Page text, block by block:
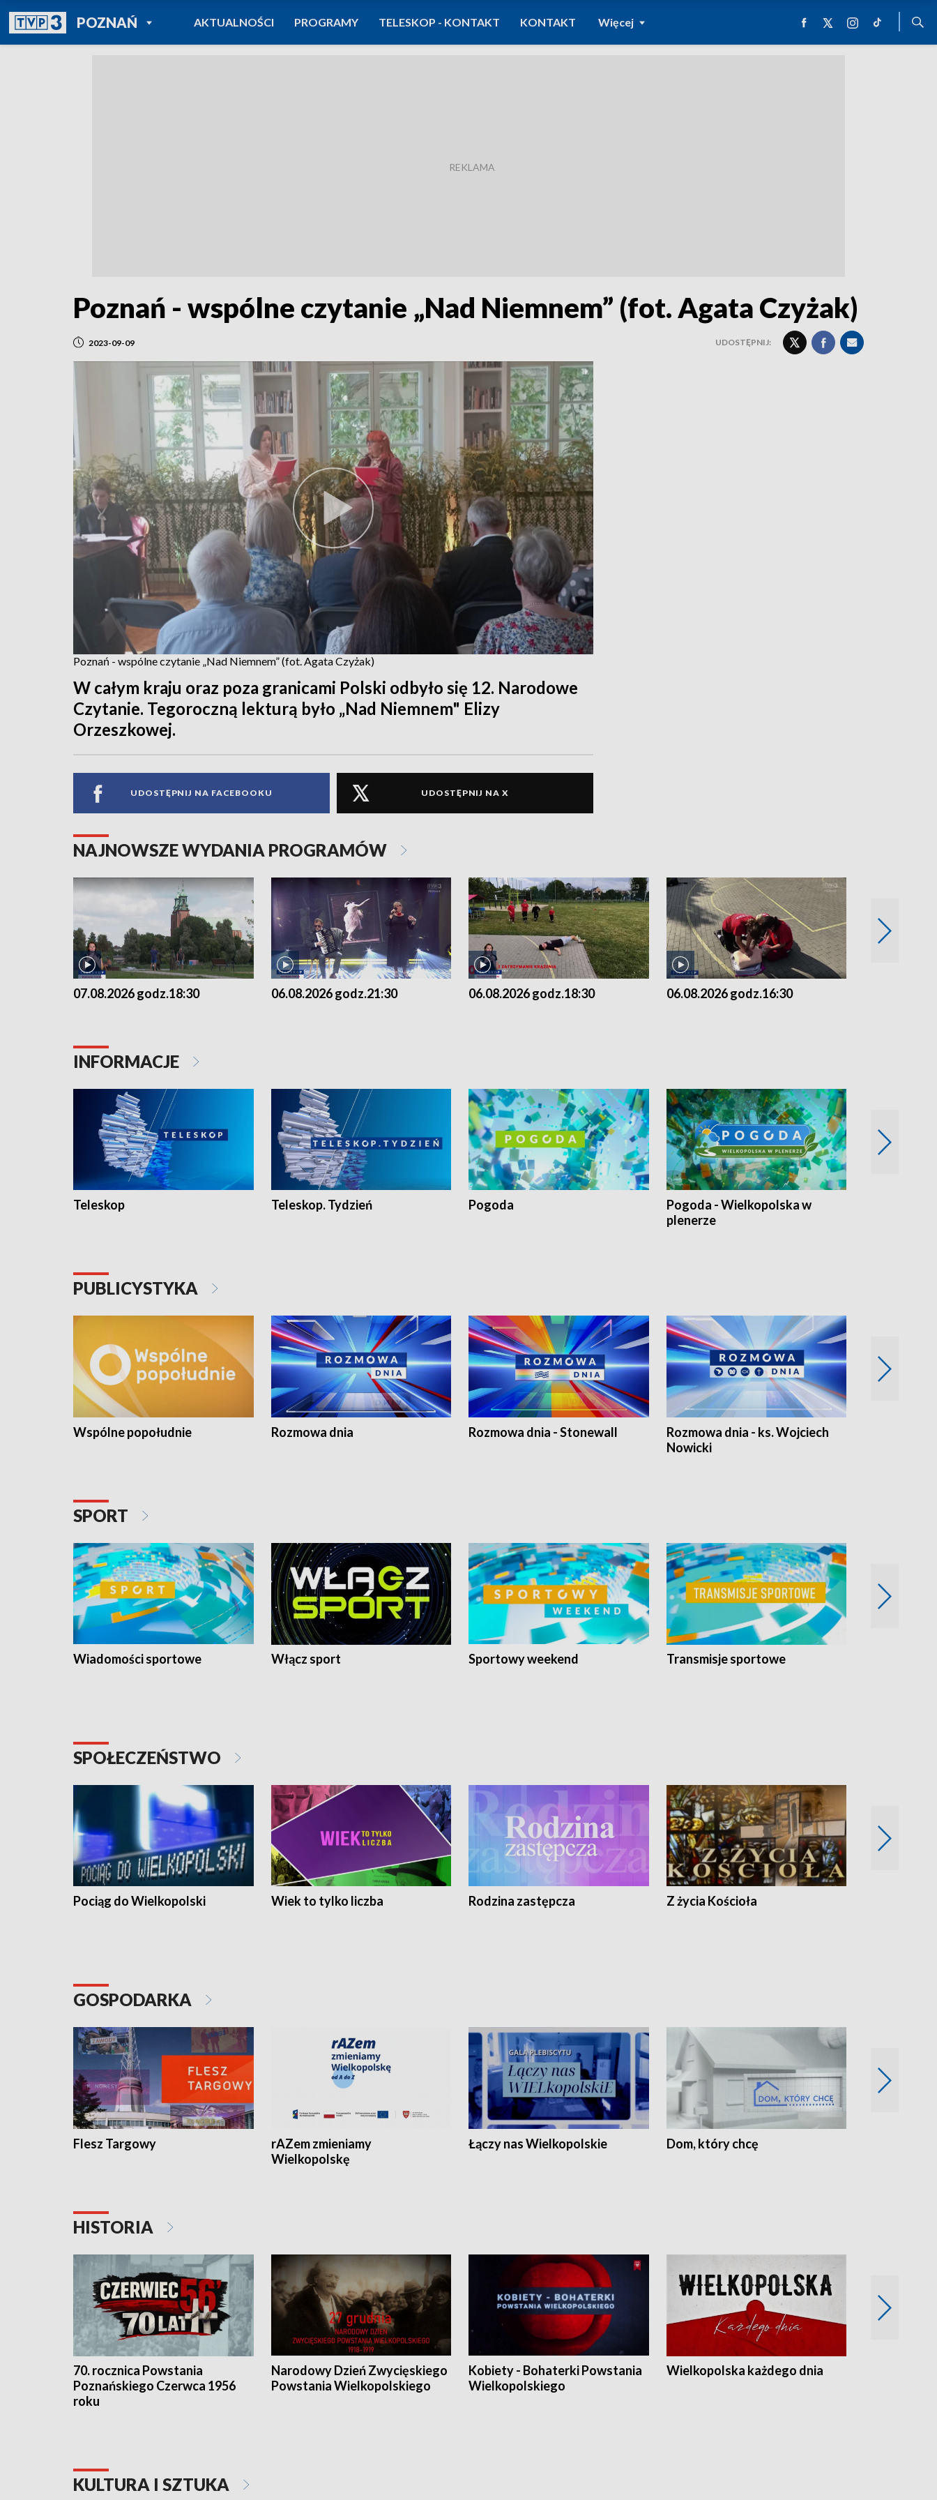
POZNAŃPOWRÓT DO
TVP REGIONY
AKTUALNOŚCI PROGRAMY TELESKOP - KONTAKT KONTAKT Więcej
Poznań - wspólne czytanie „Nad Niemnem” (fot. Agata Czyżak)
2023-09-09 UDOSTĘPNIJ:
Poznań - wspólne czytanie „Nad Niemnem” (fot. Agata Czyżak)
W całym kraju oraz poza granicami Polski odbyło się 12. Narodowe
Czytanie. Tegoroczną lekturą było „Nad Niemnem" Elizy
Orzeszkowej.
UDOSTĘPNIJ NA FACEBOOKU UDOSTĘPNIJ NA X
NAJNOWSZE WYDANIA PROGRAMÓW
07.08.2026 godz.18:30 06.08.2026 godz.21:30 06.08.2026 godz.18:30 06.08.2026 godz.16:30
INFORMACJE
Teleskop Teleskop. Tydzień Pogoda
Pogoda - Wielkopolska w
plenerze
PUBLICYSTYKA
Wspólne popołudnie Rozmowa dnia Rozmowa dnia - Stonewall
Rozmowa dnia - ks. Wojciech
Nowicki
SPORT
Wiadomości sportowe Włącz sport Sportowy weekend Transmisje sportowe
SPOŁECZEŃSTWO
Pociąg do Wielkopolski Wiek to tylko liczba Rodzina zastępcza Z życia Kościoła
GOSPODARKA
Flesz Targowy
rAZem zmieniamy
Wielkopolskę
Łączy nas Wielkopolskie Dom, który chcę
HISTORIA
70. rocznica Powstania
Poznańskiego Czerwca 1956
roku
Narodowy Dzień Zwycięskiego
Powstania Wielkopolskiego
Kobiety - Bohaterki Powstania
Wielkopolskiego
Wielkopolska każdego dnia
KULTURA I SZTUKA